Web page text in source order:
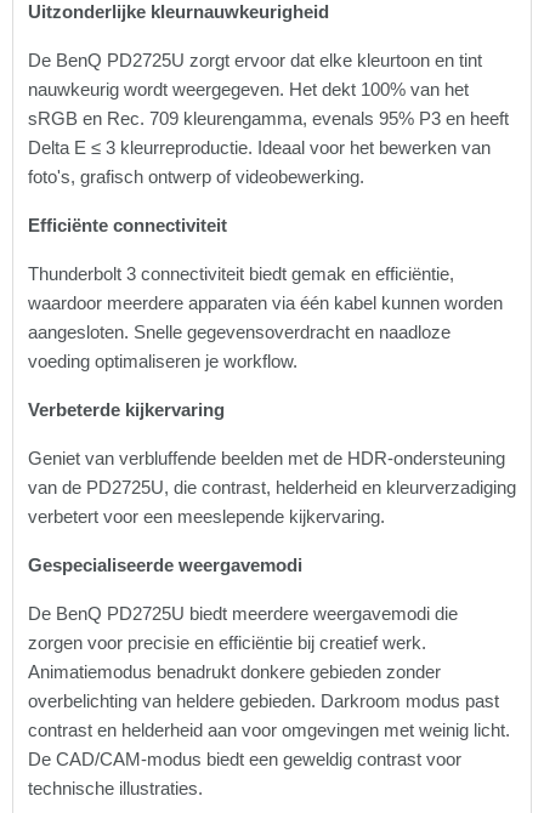
Uitzonderlijke kleurnauwkeurigheid
De BenQ PD2725U zorgt ervoor dat elke kleurtoon en tint
nauwkeurig wordt weergegeven. Het dekt 100% van het
sRGB en Rec. 709 kleurengamma, evenals 95% P3 en heeft
Delta E ≤ 3 kleurreproductie. Ideaal voor het bewerken van
foto's, grafisch ontwerp of videobewerking.
Efficiënte connectiviteit
Thunderbolt 3 connectiviteit biedt gemak en efficiëntie,
waardoor meerdere apparaten via één kabel kunnen worden
aangesloten. Snelle gegevensoverdracht en naadloze
voeding optimaliseren je workflow.
Verbeterde kijkervaring
Geniet van verbluffende beelden met de HDR-ondersteuning
van de PD2725U, die contrast, helderheid en kleurverzadiging
verbetert voor een meeslepende kijkervaring.
Gespecialiseerde weergavemodi
De BenQ PD2725U biedt meerdere weergavemodi die
zorgen voor precisie en efficiëntie bij creatief werk.
Animatiemodus benadrukt donkere gebieden zonder
overbelichting van heldere gebieden. Darkroom modus past
contrast en helderheid aan voor omgevingen met weinig licht.
De CAD/CAM-modus biedt een geweldig contrast voor
technische illustraties.